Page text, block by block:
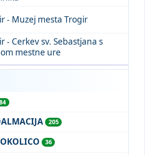
- Muzej mesta Trogir
- Cerkev sv. Sebastjana s
mestne ure
205
36